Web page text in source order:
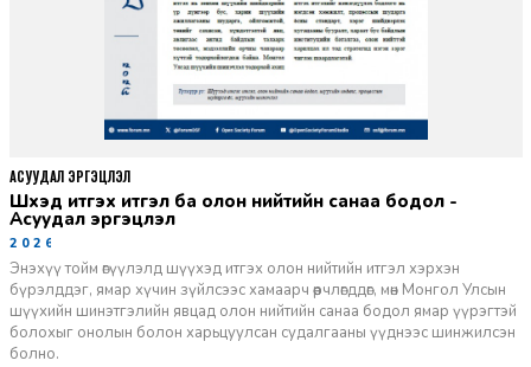
Шүүхэд итгэх итгэл ба олон нийтийн санаа бодол -
Асуудал эргэцүүлэл
2026-06-11
Энэхүү тойм өгүүлэлд шүүхэд итгэх олон нийтийн итгэл хэрхэн
бүрэлддэг, ямар хүчин зүйлсээс хамаарч өөрчлөгддөг, мөн Монгол Улсын
шүүхийн шинэтгэлийн явцад олон нийтийн санаа бодол ямар үүрэгтэй
болохыг онолын болон харьцуулсан судалгааны үүднээс шинжилсэн
болно.
АСУУДАЛ ЭРГЭЦҮҮЛЭЛ